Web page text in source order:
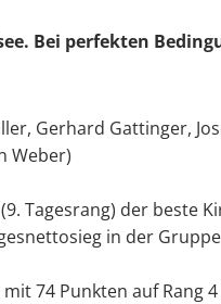
Bei perfekten
Gerhard Gattinger,
Weber)
Tagesrang) der beste
in der
74 Punkten auf Rang